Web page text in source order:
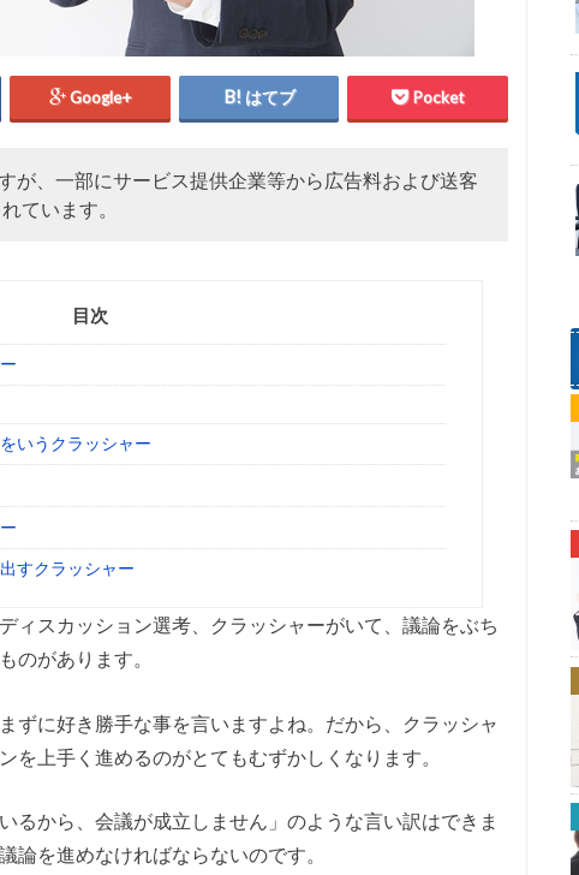
Google+ はてブ Pocket
が、一部にサービス提供企業等から広告料および送客
ています。
目次
いうクラッシャー
すクラッシャー
ィスカッション選考、クラッシャーがいて、議論をぶち
のがあります。
ずに好き勝手な事を言いますよね。だから、クラッシャ
を上手く進めるのがとてもむずかしくなります。
るから、会議が成立しません」のような言い訳はできま
論を進めなければならないのです。